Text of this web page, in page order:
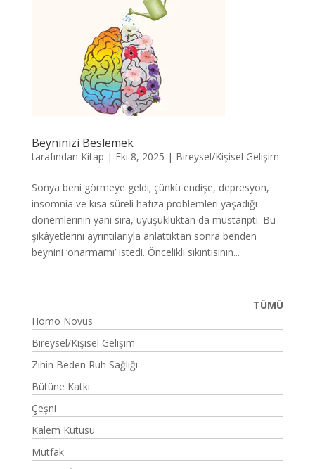
Beyninizi Beslemek
tarafından Kitap | Eki 8, 2025 | Bireysel/Kişisel Gelişim
Sonya beni görmeye geldi; çünkü endişe, depresyon,
insomnia ve kısa süreli hafıza problemleri yaşadığı
dönemlerinin yanı sıra, uyuşukluktan da mustaripti. Bu
şikâyetlerini ayrıntılarıyla anlattıktan sonra benden
beynini ‘onarmamı’ istedi. Öncelikli sıkıntısının...
TÜMÜ
Homo Novus
Bireysel/Kişisel Gelişim
Zihin Beden Ruh Sağlığı
Bütüne Katkı
Çeşni
Kalem Kutusu
Mutfak